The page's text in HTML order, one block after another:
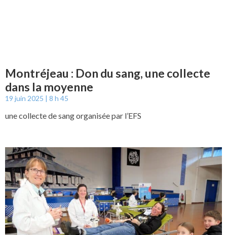
Montréjeau : Don du sang, une collecte
dans la moyenne
19 juin 2025 8 h 45
une collecte de sang organisée par l’EFS